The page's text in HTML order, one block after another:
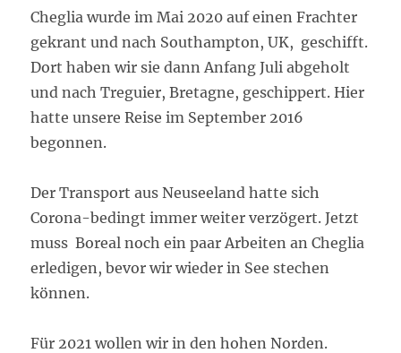
Cheglia wurde im Mai 2020 auf einen Frachter
gekrant und nach Southampton, UK, geschifft.
Dort haben wir sie dann Anfang Juli abgeholt
und nach Treguier, Bretagne, geschippert. Hier
hatte unsere Reise im September 2016
begonnen.
Der Transport aus Neuseeland hatte sich
Corona-bedingt immer weiter verzögert. Jetzt
muss Boreal noch ein paar Arbeiten an Cheglia
erledigen, bevor wir wieder in See stechen
können.
Für 2021 wollen wir in den hohen Norden.